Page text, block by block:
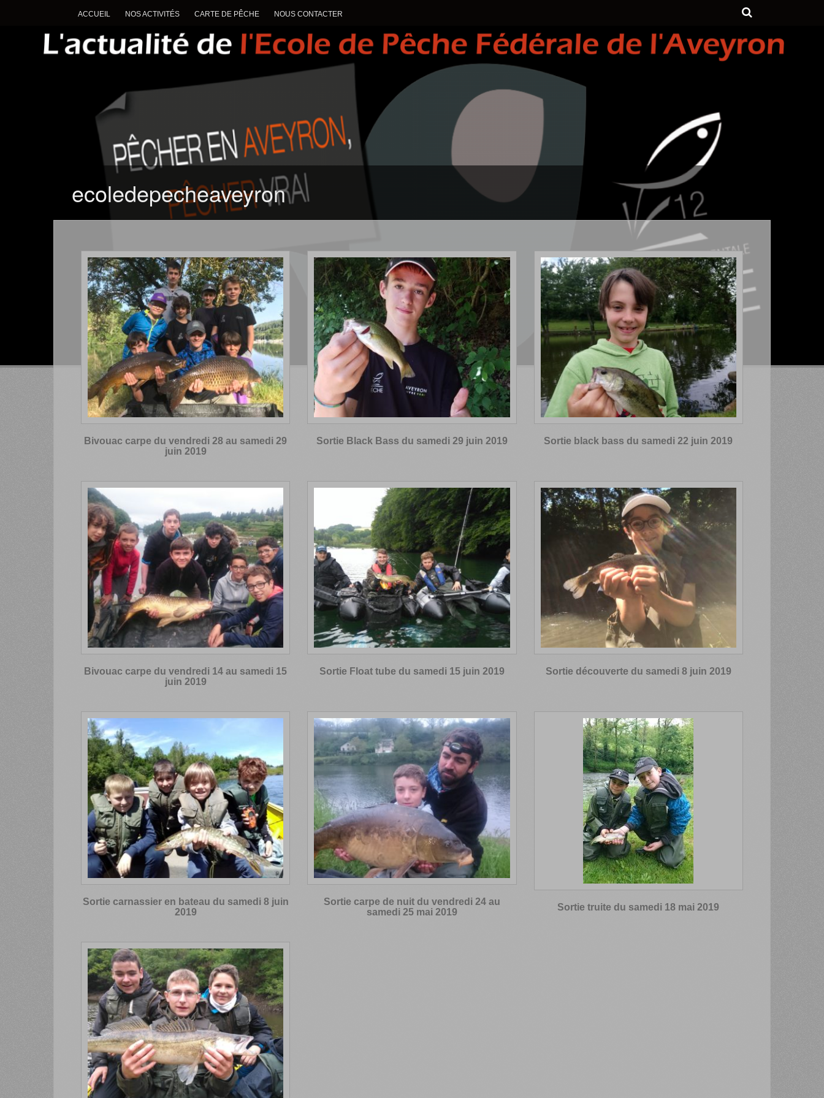
ACCUEIL NOS ACTIVITÉS CARTE DE PÊCHE NOUS CONTACTER
ecoledepecheaveyron
Bivouac carpe du vendredi 28 au samedi 29
juin 2019
Sortie Black Bass du samedi 29 juin 2019 Sortie black bass du samedi 22 juin 2019
Bivouac carpe du vendredi 14 au samedi 15
juin 2019
Sortie Float tube du samedi 15 juin 2019 Sortie découverte du samedi 8 juin 2019
Sortie carnassier en bateau du samedi 8 juin
2019
Sortie carpe de nuit du vendredi 24 au
samedi 25 mai 2019
Sortie truite du samedi 18 mai 2019